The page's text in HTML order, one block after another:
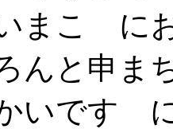
まこゝ
んと申
いです